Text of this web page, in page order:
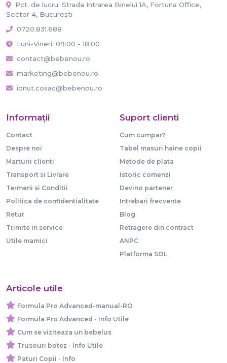
Pct. de lucru: Strada Intrarea Binelui 1A, Fortuna Office,
Sector 4, București
0720.831.688
Luni-Vineri: 09:00 - 18:00
contact@bebenou.ro
marketing@bebenou.ro
ionut.cosac@bebenou.ro
Informaţii
Contact
Despre noi
Marturii clienti
Transport si Livrare
Termeni si Conditii
Politica de confidentialitate
Retur
Trimite in service
Utile mamici
Suport clienti
Cum cumpar?
Tabel masuri haine copii
Metode de plata
Istoric comenzi
Devino partener
Intrebari frecvente
Blog
Retragere din contract
ANPC
Platforma SOL
Articole utile
Formula Pro Advanced-manual-RO
Formula Pro Advanced - Info Utile
Cum se viziteaza un bebelus
Trusouri botez - Info Utile
Paturi Copii - Info